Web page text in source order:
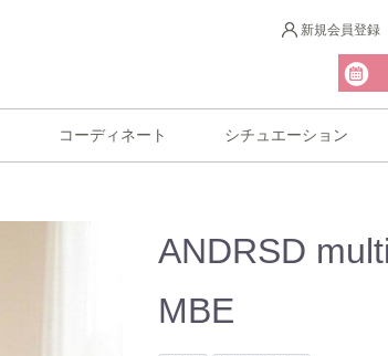
新規会員登録
コーディネート シチュエーション
ANDRSD
MBE